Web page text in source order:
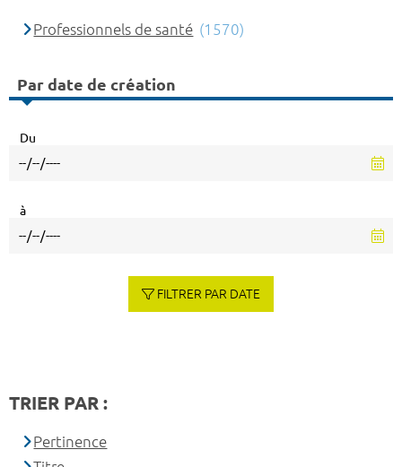
Professionnels de santé (1570)
Par date de création
Du
à
FILTRER PAR DATE
TRIER PAR :
Pertinence